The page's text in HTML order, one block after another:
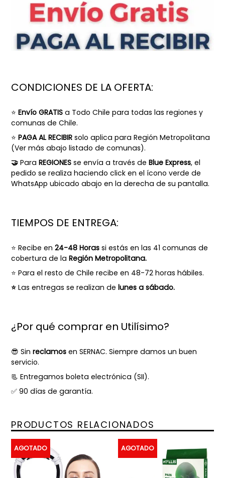
CONDICIONES DE LA OFERTA:
⭐ Envío GRATIS a Todo Chile para todas las regiones y
comunas de Chile.
⭐ PAGA AL RECIBIR solo aplica para Región Metropolitana
(Ver más abajo listado de comunas).
🤝 Para REGIONES se envía a través de Blue Express, el
pedido se realiza haciendo click en el ícono verde de
WhatsApp ubicado abajo en la derecha de su pantalla.
TIEMPOS DE ENTREGA:
⭐ Recibe en 24-48 Horas si estás en las 41 comunas de
cobertura de la Región Metropolitana.
⭐ Para el resto de Chile recibe en 48-72 horas hábiles.
⭐ Las entregas se realizan de lunes a sábado.
¿Por qué comprar en Utilísimo?
😎 Sin reclamos en SERNAC. Siempre damos un buen
servicio.
📃 Entregamos boleta electrónica (SII).
✅ 90 días de garantía.
PRODUCTOS RELACIONADOS
AGOTADO AGOTADO